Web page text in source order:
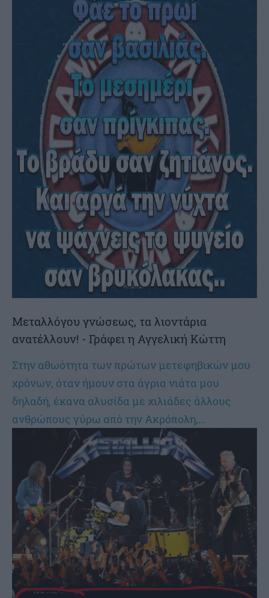
Μεταλλόγου γνώσεως, τα λιοντάρια
ανατέλλουν! - Γράφει η Αγγελική Κώττη
Στην αθωότητα των πρώτων μετεφηβικών μου
χρόνων, όταν ήμουν στα άγρια νιάτα μου
δηλαδή, έκανα αλυσίδα με χιλιάδες άλλους
ανθρώπους γύρω από την Ακρόπολη,...